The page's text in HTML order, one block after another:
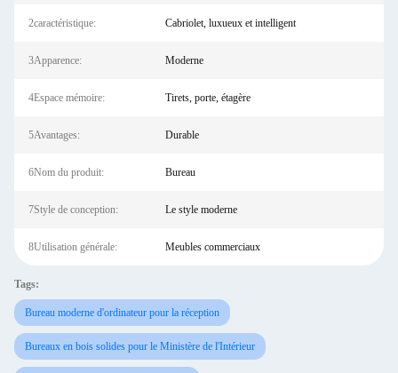
2caractéristique: Cabriolet, luxueux et intelligent
3Apparence: Moderne
4Espace mémoire: Tirets, porte, étagère
5Avantages: Durable
6Nom du produit: Bureau
7Style de conception: Le style moderne
8Utilisation générale: Meubles commerciaux
Tags:
Bureau moderne d'ordinateur pour la réception
Bureaux en bois solides pour le Ministère de l'Intérieur